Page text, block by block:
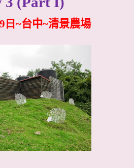
日~台中~清景農場